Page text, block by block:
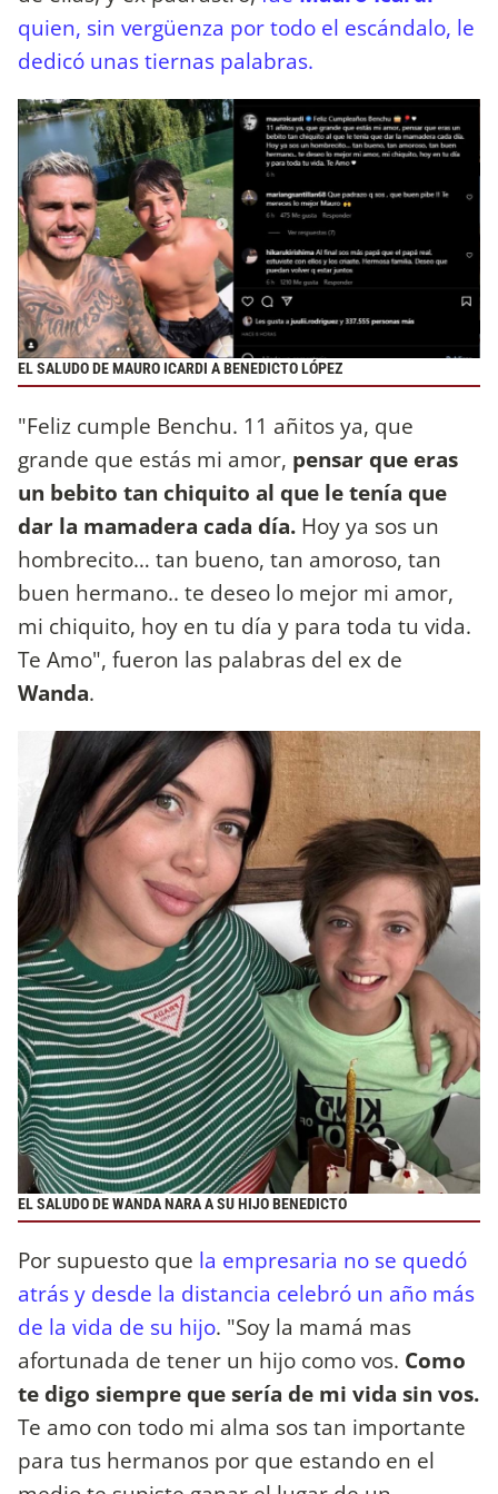
quien, sin vergüenza por todo el escándalo, le
dedicó unas tiernas palabras.
EL SALUDO DE MAURO ICARDI A BENEDICTO LÓPEZ
"Feliz cumple Benchu. 11 añitos ya, que
grande que estás mi amor, pensar que eras
un bebito tan chiquito al que le tenía que
dar la mamadera cada día. Hoy ya sos un
hombrecito… tan bueno, tan amoroso, tan
buen hermano.. te deseo lo mejor mi amor,
mi chiquito, hoy en tu día y para toda tu vida.
Te Amo", fueron las palabras del ex de
Wanda.
EL SALUDO DE WANDA NARA A SU HIJO BENEDICTO
Por supuesto que la empresaria no se quedó
atrás y desde la distancia celebró un año más
de la vida de su hijo. "Soy la mamá mas
afortunada de tener un hijo como vos. Como
te digo siempre que sería de mi vida sin vos.
Te amo con todo mi alma sos tan importante
para tus hermanos por que estando en el